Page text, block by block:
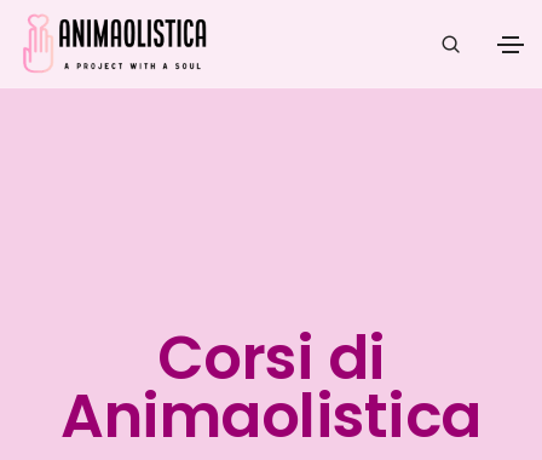
Corsi di
Animaolistica